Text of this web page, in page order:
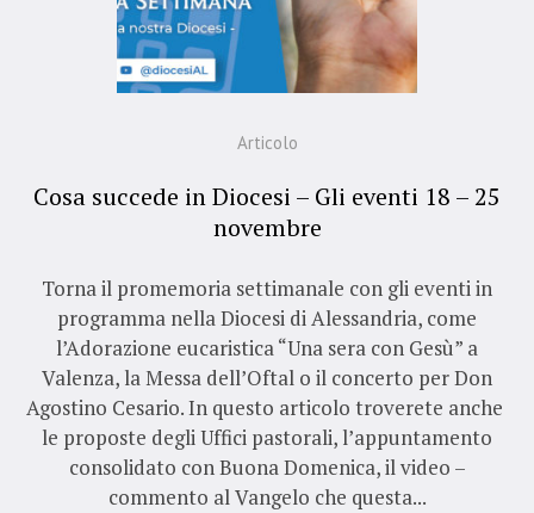
Articolo
Cosa succede in Diocesi – Gli eventi 18 – 25
novembre
Torna il promemoria settimanale con gli eventi in
programma nella Diocesi di Alessandria, come
l’Adorazione eucaristica “Una sera con Gesù” a
Valenza, la Messa dell’Oftal o il concerto per Don
Agostino Cesario. In questo articolo troverete anche
le proposte degli Uffici pastorali, l’appuntamento
consolidato con Buona Domenica, il video –
commento al Vangelo che questa...